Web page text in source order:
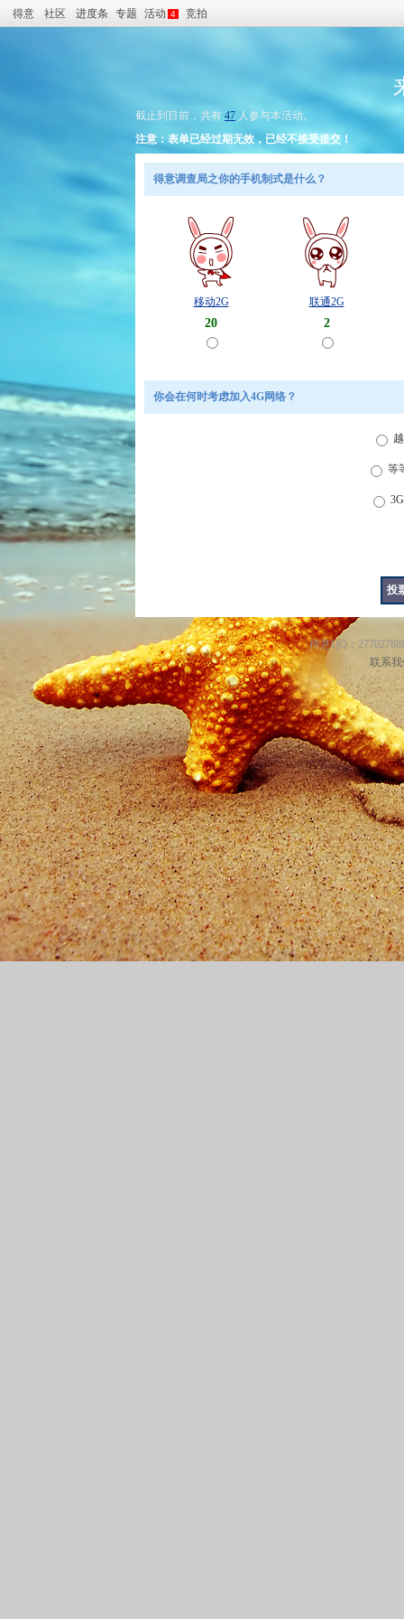
得意 社区 进度条 专题 活动 4 竞拍
截止到目前，共有 47 人参与本活动。
注意：表单已经过期无效，已经不接受提交！
得意调查局之你的手机制式是什么？
移动2G
20
联通2G
2
你会在何时考虑加入4G网络？
等
得意QQ：
联系